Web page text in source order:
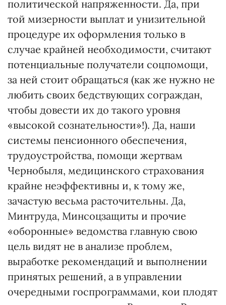
политической напряженности. Да, при
той мизерности выплат и унизительной
процедуре их оформления только в
случае крайней необходимости, считают
потенциальные получатели соцпомощи,
за ней стоит обращаться (как же нужно не
любить своих бедствующих сограждан,
чтобы довести их до такого уровня
«высокой сознательности»!). Да, наши
системы пенсионного обеспечения,
трудоустройства, помощи жертвам
Чернобыля, медицинского страхования
крайне неэффективны и, к тому же,
зачастую весьма расточительны. Да,
Минтруда, Минсоцзащиты и прочие
«оборонные» ведомства главную свою
цель видят не в анализе проблем,
выработке рекомендаций и выполнении
принятых решений, а в управлении
очередными госпрограммами, кои плодят